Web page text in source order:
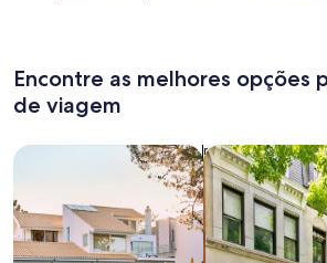
Encontre as melhores opções
de viagem
Busque casas Busque